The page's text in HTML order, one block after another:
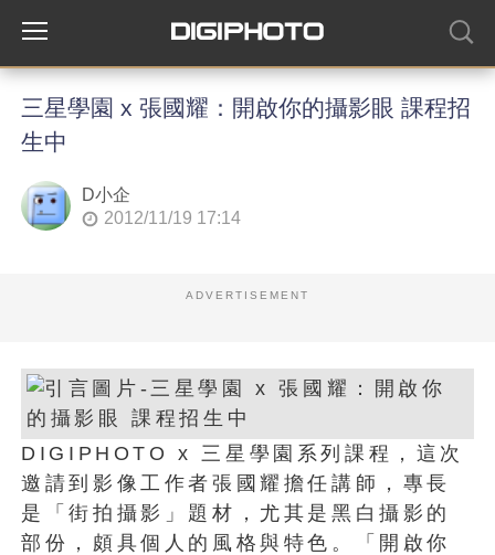
三星學園 x 張國耀：開啟你的攝影眼 課程招
生中
D小企
2012/11/19 17:14
ADVERTISEMENT
DIGIPHOTO x 三星學園系列課程，這次
邀請到影像工作者張國耀擔任講師，專長
是「街拍攝影」題材，尤其是黑白攝影的
部份，頗具個人的風格與特色。「開啟你